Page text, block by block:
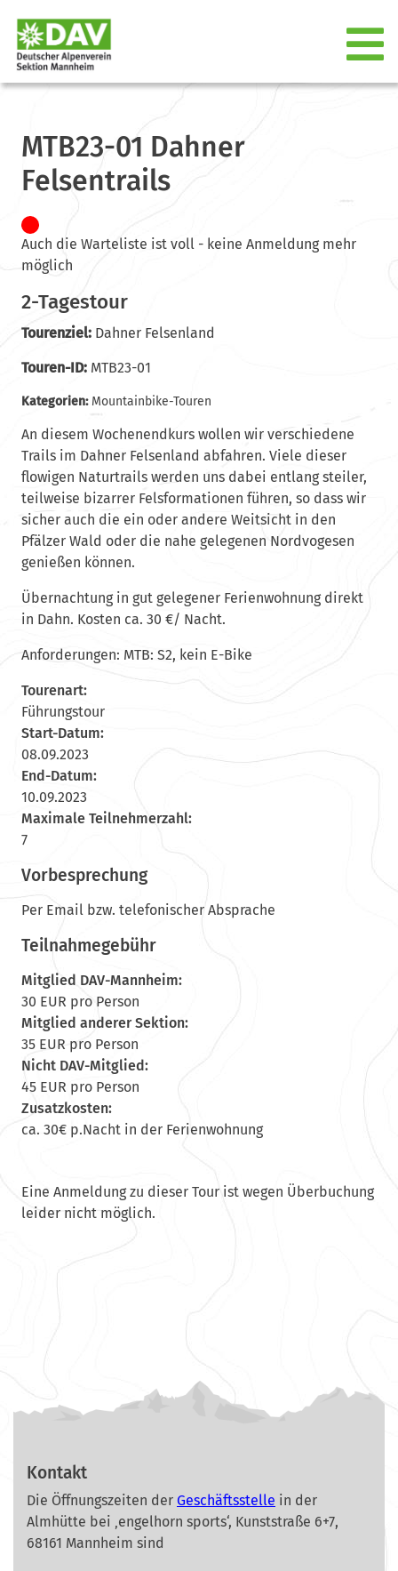
MTB23-01 Dahner
Felsentrails
Auch die Warteliste ist voll - keine Anmeldung mehr
möglich
2-Tagestour
Tourenziel:Dahner Felsenland
Touren-ID:MTB23-01
Kategorien: Mountainbike-Touren
An diesem Wochenendkurs wollen wir verschiedene
Trails im Dahner Felsenland abfahren. Viele dieser
flowigen Naturtrails werden uns dabei entlang steiler,
teilweise bizarrer Felsformationen führen, so dass wir
sicher auch die ein oder andere Weitsicht in den
Pfälzer Wald oder die nahe gelegenen Nordvogesen
genießen können.
Übernachtung in gut gelegener Ferienwohnung direkt
in Dahn. Kosten ca. 30 €/ Nacht.
Anforderungen: MTB: S2, kein E-Bike
Tourenart:
Führungstour
Start-Datum:
08.09.2023
End-Datum:
10.09.2023
Maximale Teilnehmerzahl:
7
Vorbesprechung
Per Email bzw. telefonischer Absprache
Teilnahmegebühr
Mitglied DAV-Mannheim:
30 EUR pro Person
Mitglied anderer Sektion:
35 EUR pro Person
Nicht DAV-Mitglied:
45 EUR pro Person
Zusatzkosten:
ca. 30€ p.Nacht in der Ferienwohnung
Eine Anmeldung zu dieser Tour ist wegen Überbuchung
leider nicht möglich.
Kontakt
Die Öffnungszeiten der Geschäftsstelle in der
Almhütte bei ‚engelhorn sports‘, Kunststraße 6+7,
68161 Mannheim sind